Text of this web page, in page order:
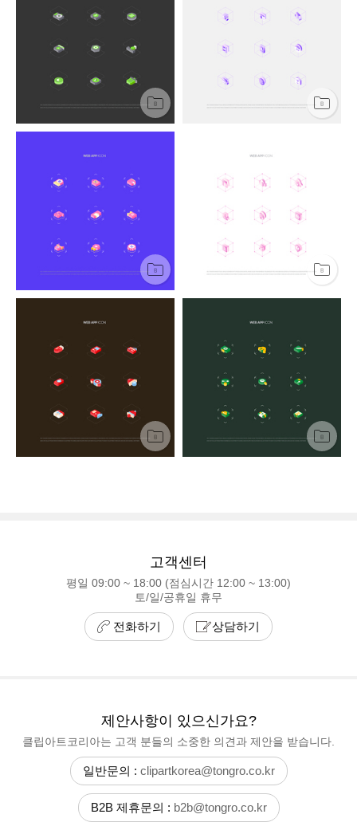
고객센터
평일 09:00 ~ 18:00 (점심시간 12:00 ~ 13:00)
토/일/공휴일 휴무
전화하기 상담하기
제안사항이 있으신가요?
클립아트코리아는 고객 분들의 소중한 의견과 제안을 받습니다.
일반문의 : clipartkorea@tongro.co.kr
B2B 제휴문의 : b2b@tongro.co.kr